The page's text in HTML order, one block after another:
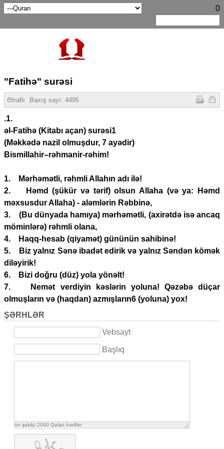
0
"Fatihə" surəsi
Ətraflı Baxış sayı: 4495
.1.
əl-Fatihə (Kitabı açan) surəsi1
(Məkkədə nazil olmuşdur, 7 ayədir)
Bismillahir–rəhmanir-rəhim!
1. Mərhəmətli, rəhmli Allahın adı ilə!
2. Həmd (şükür və tərif) olsun Allaha (və ya: Həmd
məxsusdur Allaha) - aləmlərin Rəbbinə,
3. (Bu dünyada hamıya) mərhəmətli, (axirətdə isə ancaq
möminlərə) rəhmli olana,
4. Haqq-hesab (qiyamət) gününün sahibinə!
5. Biz yalnız Sənə ibadət edirik və yalnız Səndən kömək
diləyirik!
6. Bizi doğru (düz) yola yönəlt!
7. Nemət verdiyin kəslərin yoluna! Qəzəbə düçar
olmuşların və (haqdan) azmışların6 (yoluna) yox!
ŞƏRHLƏR
Vebsayt
Başlıq
ön şəkilçi 2000 Qalan həriflər